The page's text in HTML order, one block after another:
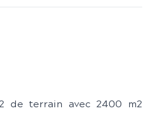
de terrain avec 2400 m2